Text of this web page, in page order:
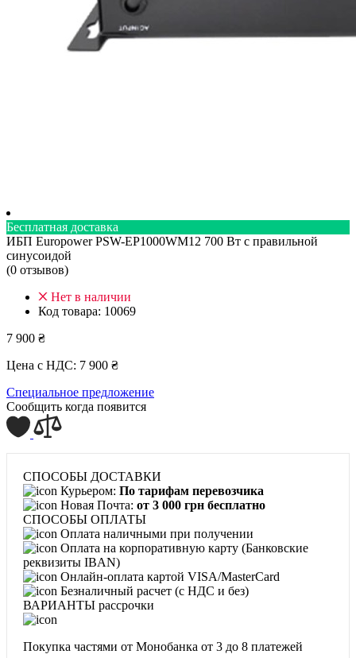
Бесплатная доставка
ИБП Europower PSW-EP1000WM12 700 Вт с правильной
синусоидой
(0 отзывов)
Нет в наличии
Код товара: 10069
7 900 ₴
Цена с НДС: 7 900 ₴
Специальное предложение
Сообщить когда появится
СПОСОБЫ ДОСТАВКИ
Курьером: По тарифам перевозчика
Новая Почта: от 3 000 грн бесплатно
СПОСОБЫ ОПЛАТЫ
Оплата наличными при получении
Оплата на корпоративную карту (Банковские
реквизиты IBAN)
Онлайн-оплата картой VISA/MasterCard
Безналичный расчет (с НДС и без)
ВАРИАНТЫ рассрочки
Покупка частями от Монобанка от 3 до 8 платежей